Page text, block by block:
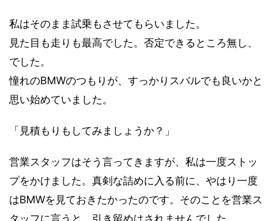
私はそのまま試乗もさせてもらいました。
見た目も走りも最高でした。否定できるところ無し、
でした。
憧れのBMWのつもりが、すっかりスバルでも良いかと
思い始めていました。
「見積もりもしてみましょうか？」
営業スタッフはそう言ってきますが、私は一度ストッ
プをかけました。真剣な詰めに入る前に、やはり一度
はBMWを見ておきたかったのです。そのことを営業ス